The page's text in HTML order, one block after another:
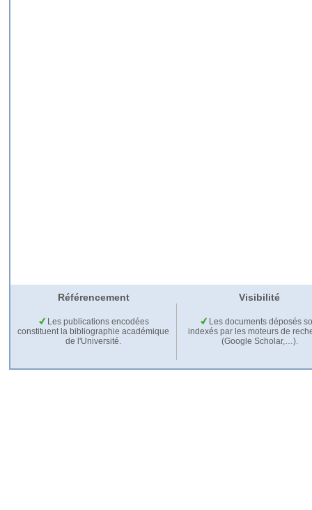
Référencement Visibilité
Les publications encodées
constituent la bibliographie académique
de l'Université.
Les documents déposés
indexés par les moteurs de
(Google Scholar,…).